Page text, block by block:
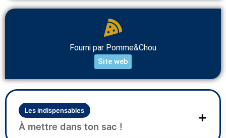
Fourni par Pomme&Chou
Site web
Les indispensables
À mettre dans ton sac !
+